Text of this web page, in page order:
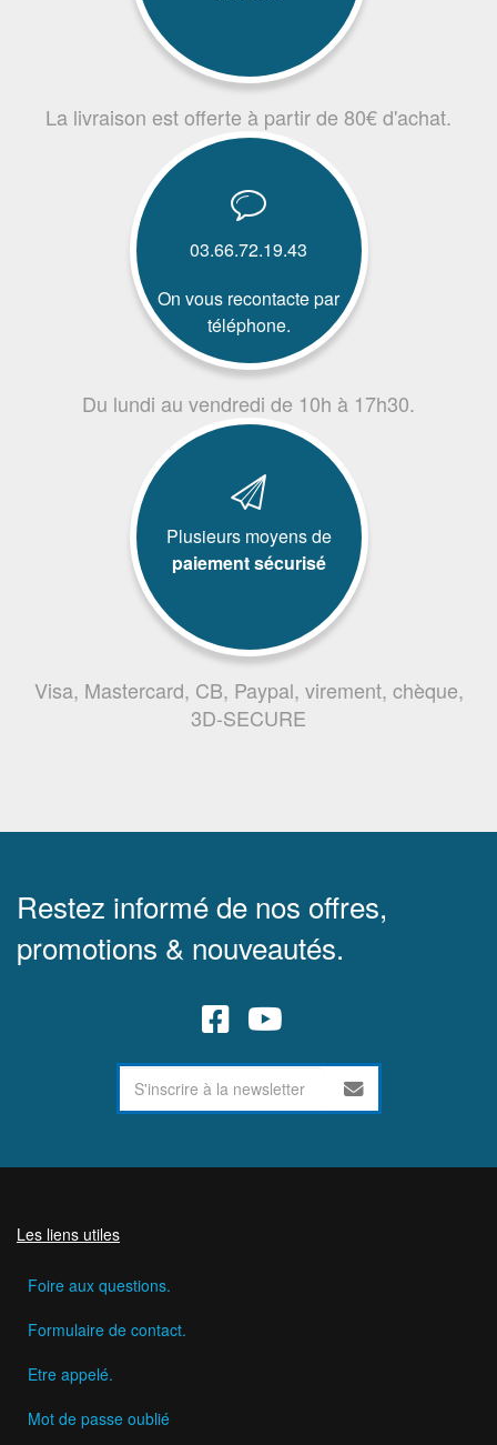
La livraison est offerte à partir de 80€ d'achat.
03.66.72.19.43
On vous recontacte par
téléphone.
Du lundi au vendredi de 10h à 17h30.
Plusieurs moyens de
paiement sécurisé
Visa, Mastercard, CB, Paypal, virement, chèque,
3D-SECURE
Restez informé de nos offres,
promotions & nouveautés.
Les liens utiles
Foire aux questions.
Formulaire de contact.
Etre appelé.
Mot de passe oublié